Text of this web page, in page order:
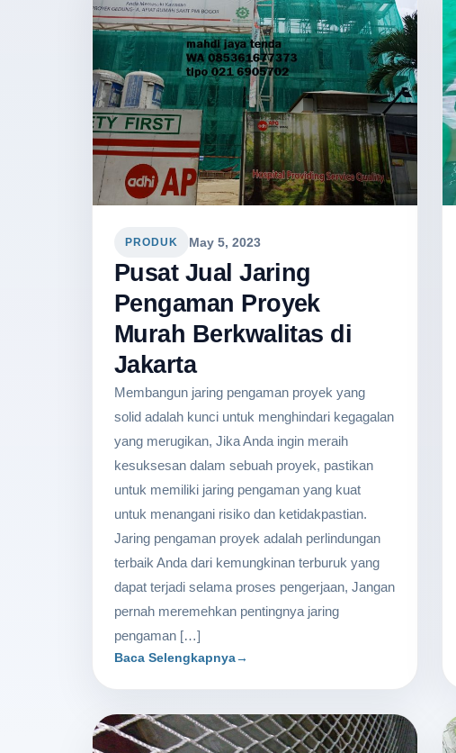
PRODUK May 5, 2023
Pusat Jual Jaring
Pengaman Proyek
Murah Berkwalitas di
Jakarta
Membangun jaring pengaman proyek yang
solid adalah kunci untuk menghindari kegagalan
yang merugikan, Jika Anda ingin meraih
kesuksesan dalam sebuah proyek, pastikan
untuk memiliki jaring pengaman yang kuat
untuk menangani risiko dan ketidakpastian.
Jaring pengaman proyek adalah perlindungan
terbaik Anda dari kemungkinan terburuk yang
dapat terjadi selama proses pengerjaan, Jangan
pernah meremehkan pentingnya jaring
pengaman […]
Baca Selengkapnya→